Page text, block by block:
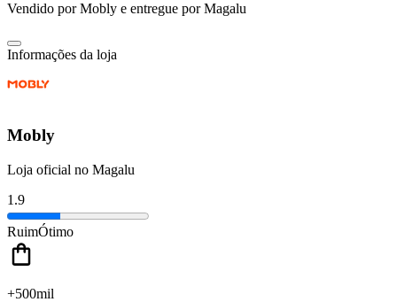
Vendido porMobly e entregue por Magalu
Informações da loja
Mobly
Loja oficial no Magalu
1.9
RuimÓtimo
+500mil